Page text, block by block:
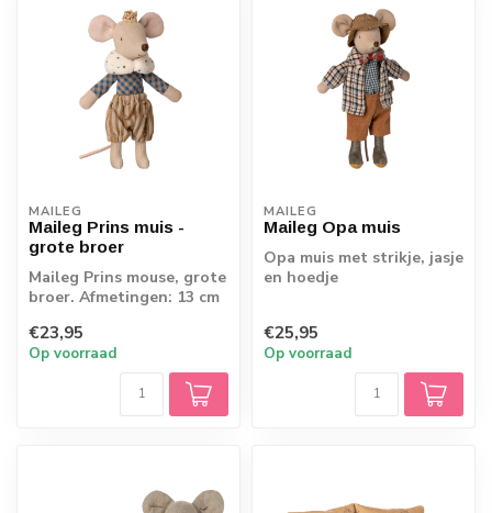
MAILEG
Maileg Prins muis -
grote broer
Maileg Prins mouse, grote
broer. Afmetingen: 13 cm
€23,95
Op voorraad
MAILEG
Maileg Opa muis
Opa muis met strikje, jasje
en hoedje
€25,95
Op voorraad